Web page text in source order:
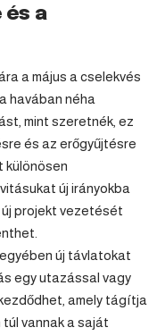
és a
a május a cselekvés
havában néha
mint szeretnék, ez
és az erőgyűjtésre
különösen
új irányokba
új projekt vezetését
új távlatokat
egy utazással vagy
amely tágítja
vannak a saját